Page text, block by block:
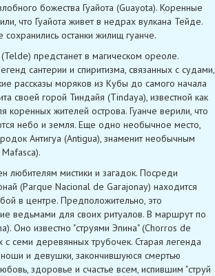
божества Гуайота (Guayota). Коренные
что Гуайота живет в недрах вулкана Тейде.
останки жилищ гуанче.
предстанет в магическом ореоле.
сантерии и спиритизма, связанных с судами,
рассказы моряков из Кубы до самого начала
своей горой Тиндайя (Tindaya), известной как
коренных жителей острова. Гуанче верили, что
небо и земля. Еще одно необычное место,
Антигуа (Antigua), знаменит необычным
любителям мистики и загадок. Посреди
(Parque Nacional de Garajonay) находится
в центре. Предположительно, это
ведьмами для своих ритуалов. В маршрут по
Оно известно "струями Эпина" (Chorros de
семи деревянных трубочек. Старая легенда
и девушки, закончившуюся смертью
здоровье и счастье всем, испившим "струй